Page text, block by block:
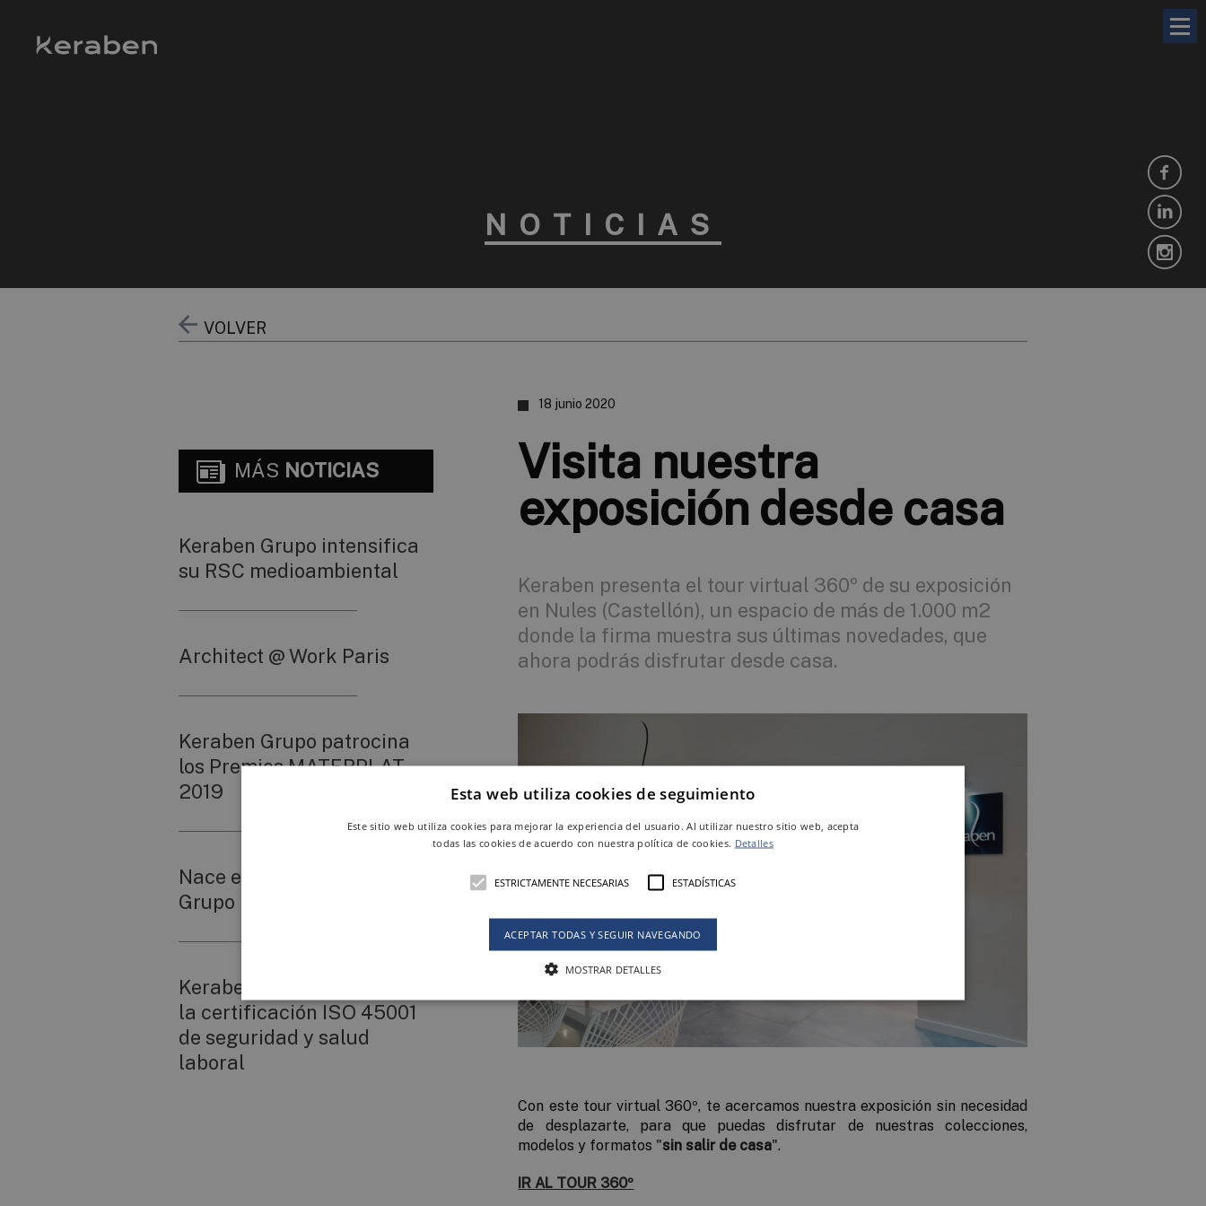
NOTICIAS
VOLVER
18 junio 2020
Visita nuestra
exposición desde casa
Keraben presenta el tour virtual 360º de su exposición
en Nules (Castellón), un espacio de más de 1.000 m2
donde la firma muestra sus últimas novedades, que
ahora podrás disfrutar desde casa.
Con este tour virtual 360º, te acercamos nuestra exposición sin necesidad
de desplazarte, para que puedas disfrutar de nuestras colecciones,
modelos y formatos "sin salir de casa".
IR AL TOUR 360º
MÁS NOTICIAS
Keraben Grupo intensifica
su RSC medioambiental
Architect @ Work Paris
Keraben Grupo patrocina
los Premios MATERPLAT
2019
Nace el Campus Keraben
Grupo
Keraben Grupo, pionera en
la certificación ISO 45001
de seguridad y salud
laboral
Esta web utiliza cookies de seguimiento
Este sitio web utiliza cookies para mejorar la experiencia del usuario. Al utilizar nuestro sitio web, acepta
todas las cookies de acuerdo con nuestra política de cookies. Detalles
ESTRICTAMENTE NECESARIAS ESTADÍSTICAS
ACEPTAR TODAS Y SEGUIR NAVEGANDO
MOSTRAR DETALLES